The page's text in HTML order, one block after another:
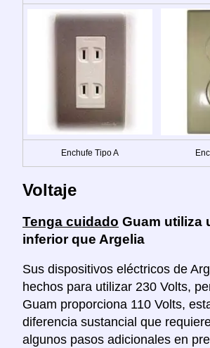
Enchufe Tipo A
Voltaje
Tenga cuidado Guam utiliza
inferior que Argelia
Sus dispositivos eléctricos de
hechos para utilizar 230 Volts,
Guam proporciona 110 Volts,
diferencia sustancial que
algunos pasos adicionales en